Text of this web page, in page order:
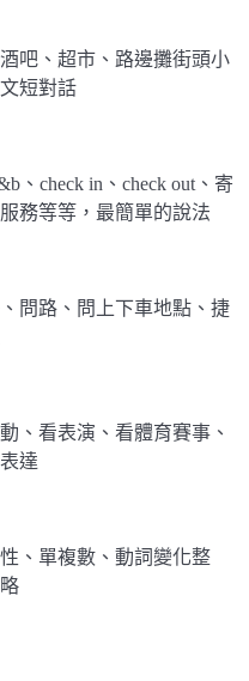
吧、超市、路邊攤街頭小
短對話
、check in、check out、寄
務等等，最簡單的說法
問路、問上下車地點、捷
、看表演、看體育賽事、
達
、單複數、動詞變化整